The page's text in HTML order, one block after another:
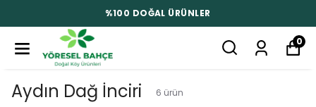
%100 DOĞAL ÜRÜNLER
0
Aydın Dağ İnciri 6 ürün